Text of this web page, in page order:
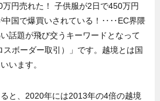
円売れた！ 子供服が2日で450万円
中国で爆買いされている！‥‥EC界隈
話題が飛び交うキーワードとなって
ボーダー取引）」です。越境とは国
います。
と、2020年には2013年の4倍の越境